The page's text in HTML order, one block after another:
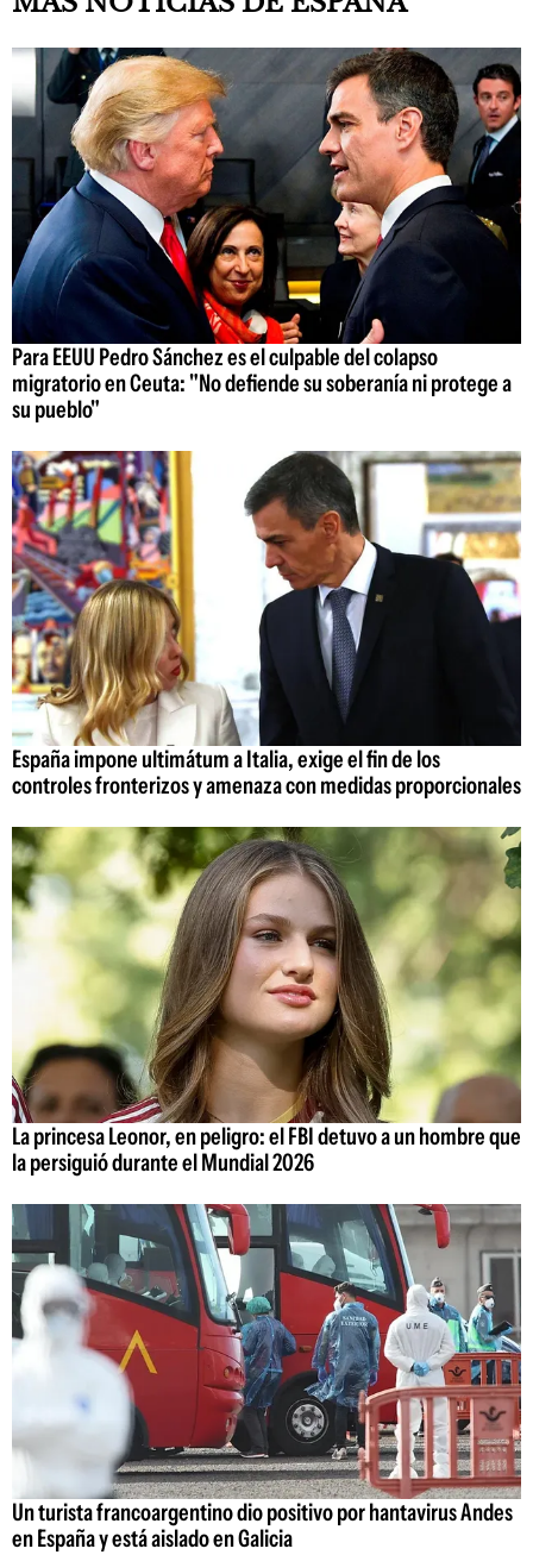
Para EEUU Pedro Sánchez es el culpable del colapso
migratorio en Ceuta: "No defiende su soberanía ni protege a
su pueblo"
España impone ultimátum a Italia, exige el fin de los
controles fronterizos y amenaza con medidas proporcionales
La princesa Leonor, en peligro: el FBI detuvo a un hombre que
la persiguió durante el Mundial 2026
Un turista francoargentino dio positivo por hantavirus Andes
en España y está aislado en Galicia